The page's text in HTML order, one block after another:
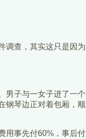
查，其实这只是因
子与一女子进了一
琴边正对着包厢，
事先付60%，事后